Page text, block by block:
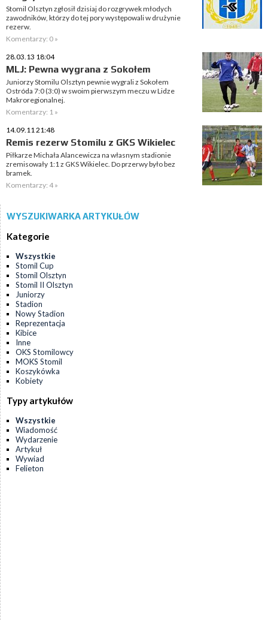
Stomil Olsztyn zgłosił dzisiaj do rozgrywek młodych
zawodników, którzy do tej pory występowali w drużynie
rezerw.
Komentarzy: 0 »
28.03.13 18:04
MLJ: Pewna wygrana z Sokołem
Juniorzy Stomilu Olsztyn pewnie wygrali z Sokołem
Ostróda 7:0 (3:0) w swoim pierwszym meczu w Lidze
Makroregionalnej.
Komentarzy: 1 »
14.09.11 21:48
Remis rezerw Stomilu z GKS Wikielec
Piłkarze Michała Alancewicza na własnym stadionie
zremisowały 1:1 z GKS Wikielec. Do przerwy było bez
bramek.
Komentarzy: 4 »
WYSZUKIWARKA ARTYKUŁÓW
Kategorie
Wszystkie
Stomil Cup
Stomil Olsztyn
Stomil II Olsztyn
Juniorzy
Stadion
Nowy Stadion
Reprezentacja
Kibice
Inne
OKS Stomilowcy
MOKS Stomil
Koszykówka
Kobiety
Typy artykułów
Wszystkie
Wiadomość
Wydarzenie
Artykuł
Wywiad
Felieton